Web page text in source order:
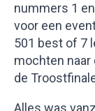
nummers 1
voor een
501 best of 7
mochten
de
Alles was